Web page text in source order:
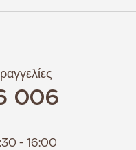
006
- 16:00